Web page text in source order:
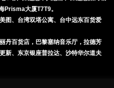
Prisma大厦T7T9。
图、台湾双塔公寓、台中远东百货爱
丹百货店，巴黎塞纳音乐厅，拉德芳
新、东京银座普拉达、沙特华尔道夫